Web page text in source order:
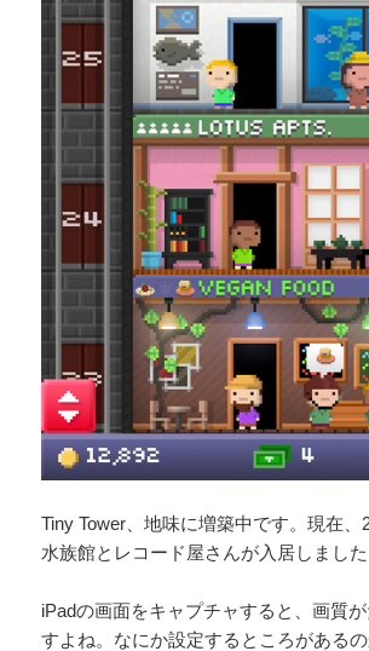
Tiny Tower、地味に増築中です。現在、
水族館とレコード屋さんが入居しました
iPadの画面をキャプチャすると、画質
すよね。なにか設定するところがある